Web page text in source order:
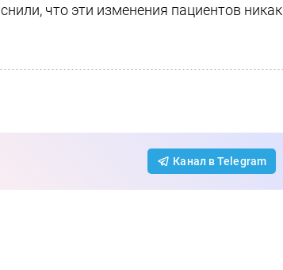
что эти изменения пациентов никак
Канал в Telegram